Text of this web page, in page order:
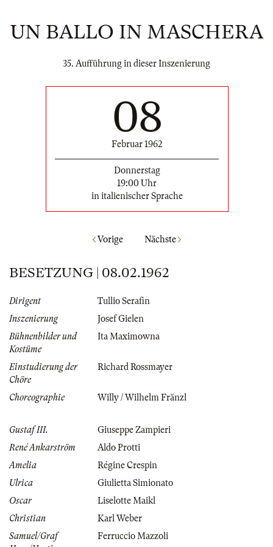
UN BALLO IN MASCHERA
35. Aufführung in dieser Inszenierung
08
Februar 1962
Donnerstag
19:00 Uhr
in italienischer Sprache
Vorige Nächste
BESETZUNG | 08.02.1962
Dirigent
Tullio Serafin
Inszenierung
Josef Gielen
Bühnenbilder und
Kostüme
Ita Maximowna
Einstudierung der
Chöre
Richard Rossmayer
Choreographie Willy / Wilhelm Fränzl
Gustaf III.
Giuseppe Zampieri
René Ankarström
Aldo Protti
Amelia
Régine Crespin
Ulrica
Giulietta Simionato
Oscar
Liselotte Maikl
Christian
Karl Weber
Samuel/Graf
Ferruccio Mazzoli